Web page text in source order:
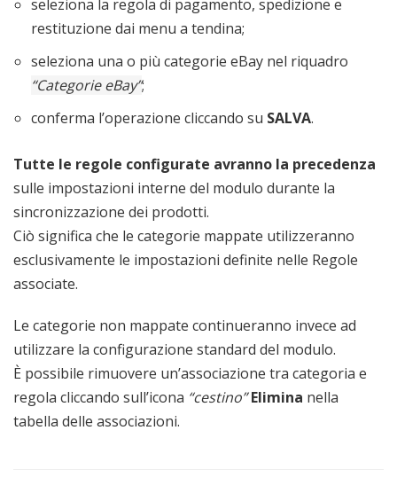
seleziona la regola di pagamento, spedizione e
restituzione dai menu a tendina;
seleziona una o più categorie eBay nel riquadro
“Categorie eBay”;
conferma l’operazione cliccando su SALVA.
Tutte le regole configurate avranno la precedenza
sulle impostazioni interne del modulo durante la
sincronizzazione dei prodotti.
Ciò significa che le categorie mappate utilizzeranno
esclusivamente le impostazioni definite nelle Regole
associate.
Le categorie non mappate continueranno invece ad
utilizzare la configurazione standard del modulo.
È possibile rimuovere un’associazione tra categoria e
regola cliccando sull’icona “cestino” Elimina nella
tabella delle associazioni.